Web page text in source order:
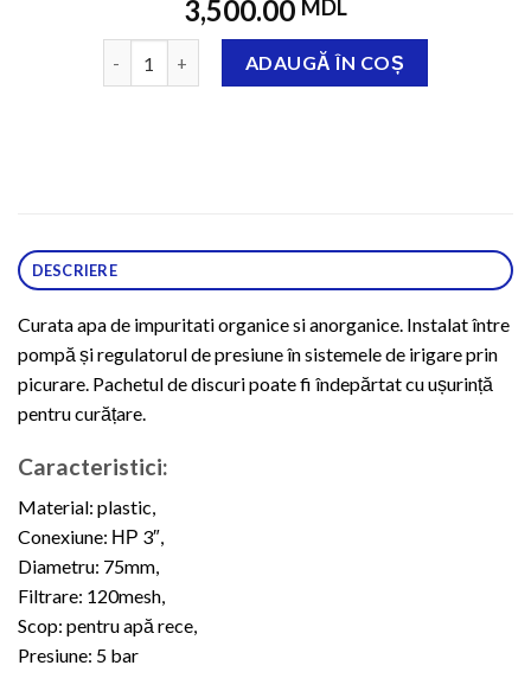
3,500.00 MDL
Cantitate Фильтр капельного полива дисковый 3"
ADAUGĂ ÎN COȘ
DESCRIERE
Curata apa de impuritati organice si anorganice. Instalat între
pompă și regulatorul de presiune în sistemele de irigare prin
picurare. Pachetul de discuri poate fi îndepărtat cu ușurință
pentru curățare.
Caracteristici:
Material: plastic,
Conexiune: НР 3″,
Diametru: 75mm,
Filtrare: 120mesh,
Scop: pentru apă rece,
Presiune: 5 bar